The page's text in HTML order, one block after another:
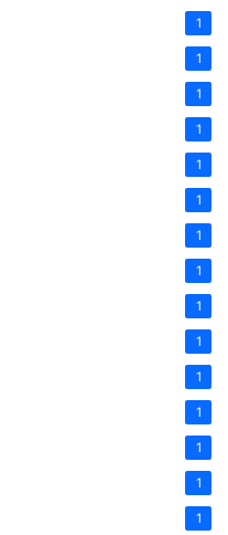
1
1
1
1
1
1
1
1
1
1
1
1
1
1
1